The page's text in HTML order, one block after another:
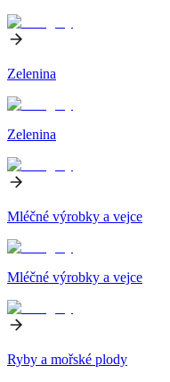
Zelenina
Zelenina
Mléčné výrobky a vejce
Mléčné výrobky a vejce
Ryby a mořské plody